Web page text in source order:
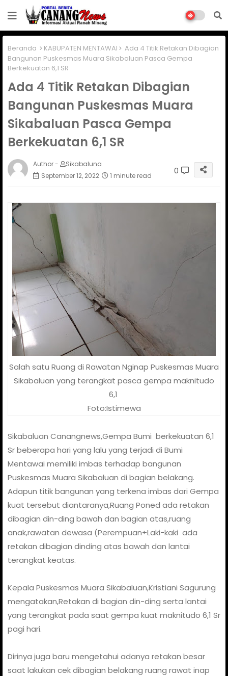
Beranda KABUPATEN MENTAWAI
Ada 4 Titik Retakan Dibagian
Bangunan Puskesmas Muara Sikabaluan Pasca Gempa
Berkekuatan 6,1 SR
Ada 4 Titik Retakan Dibagian
Bangunan Puskesmas Muara
Sikabaluan Pasca Gempa
Berkekuatan 6,1 SR
Author -
Sikabaluna
September 12, 2022
1 minute read 0
Salah satu Ruang di Rawatan Nginap Puskesmas Muara
Sikabaluan yang terangkat pasca gempa maknitudo
6,1
Foto:Istimewa
Sikabaluan Canangnews,Gempa Bumi berkekuatan 6,1
Sr beberapa hari yang lalu yang terjadi di Bumi
Mentawai memiliki imbas terhadap bangunan
Puskesmas Muara Sikabaluan di bagian belakang.
Adapun titik bangunan yang terkena imbas dari Gempa
kuat tersebut diantaranya,Ruang Poned ada retakan
dibagian din-ding bawah dan bagian atas,ruang
anak,rawatan dewasa (Perempuan+Laki-kaki ada
retakan dibagian dinding atas bawah dan lantai
terangkat keatas.
Kepala Puskesmas Muara Sikabaluan,Kristiani Sagurung
mengatakan,Retakan di bagian din-ding serta lantai
yang terangkat pada saat gempa kuat maknitudo 6,1 Sr
pagi hari.
Dirinya juga baru mengetahui adanya retakan besar
saat lakukan cek dibagian belakang ruang rawat inap